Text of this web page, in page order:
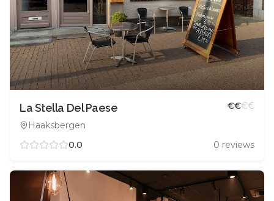
La Stella Del Paese
Haaksbergen
€€€€
0.0 0 reviews